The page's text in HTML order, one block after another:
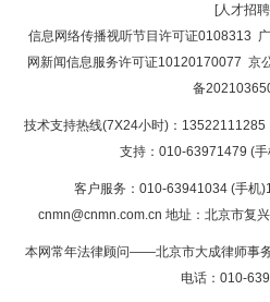
返回首
[人才招
信息网络传播视听节目许可证0108313
网新闻信息服务许可证10120170077 京
备
技术支持热线(7X24小时)：
支持：010-63971479 (
客户服务：010-63941034 (手机
cnmn@cnmn.com.cn 地址：北京市复
本网常年法律顾问——北京市大成律师事
电话：010-